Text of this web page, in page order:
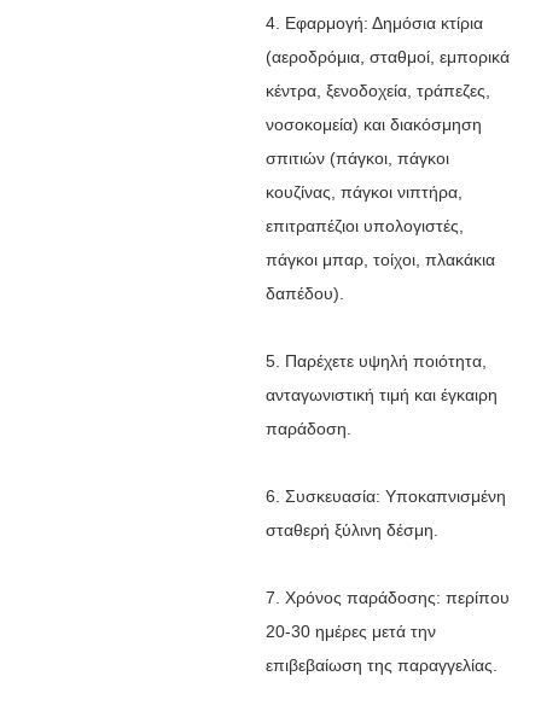
4. Εφαρμογή: Δημόσια κτίρια
(αεροδρόμια, σταθμοί, εμπορικά
κέντρα, ξενοδοχεία, τράπεζες,
νοσοκομεία) και διακόσμηση
σπιτιών (πάγκοι, πάγκοι
κουζίνας, πάγκοι νιπτήρα,
επιτραπέζιοι υπολογιστές,
πάγκοι μπαρ, τοίχοι, πλακάκια
δαπέδου).
5. Παρέχετε υψηλή ποιότητα,
ανταγωνιστική τιμή και έγκαιρη
παράδοση.
6. Συσκευασία: Υποκαπνισμένη
σταθερή ξύλινη δέσμη.
7. Χρόνος παράδοσης: περίπου
20-30 ημέρες μετά την
επιβεβαίωση της παραγγελίας.